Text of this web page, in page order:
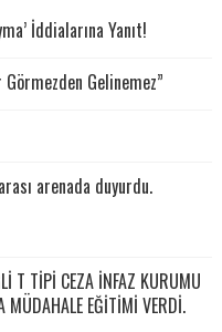
İddialarına Yanıt!
Gelinemez”
arenada duyurdu.
T TİPİ CEZA İNFAZ KURUMU
MÜDAHALE EĞİTİMİ VERDİ.